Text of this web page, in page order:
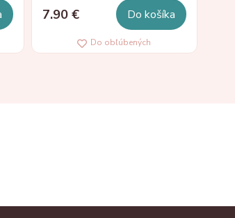
7.90 € Do košíka
Do obľúbených